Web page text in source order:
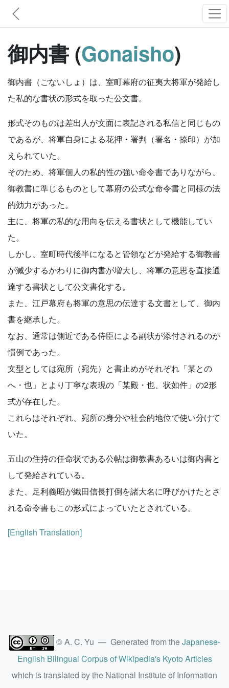
御内書 (Gonaisho)
御内書（ごないしょ）は、室町幕府の征夷大将軍が発給し
た私的な書状の形式を取った公文書。
形式そのものは差出人が文面に表記される私信と同じもの
であるが、将軍自身による花押・署判（署名・捺印）が加
えられていた。
そのため、将軍個人の私的性の強い命令書でありながら、
御教書に準じるものとして幕府の公式な命令書と同様の法
的効力があった。
主に、将軍の私的な用向を伝える書状として機能してい
た。
しかし、室町時代後半になると管領などが発給する御教書
が減少するかわりに御内書が増大し、将軍の意思を直接通
達する書状として公文書化する。
また、江戸幕府も将軍の意思の伝達する文書として、御内
書を継承した。
なお、通常は側近である侍臣による副状が添付されるのが
慣例であった。
文型としては宛所（宛先）と書止めがそれぞれ「某との
へ・也」とより丁寧な表現の「某殿・也、状如件」の2形
式が存在した。
これらはそれぞれ、宛所の身分や社会的地位で使い分けて
いた。
五山の住持の任命状である公帖は御教書あるいは御内書と
して発給されている。
また、足利義昭が織田信長打倒を諸大名に呼びかけたとさ
れる命令書もこの形式によっていたとされている。
[English Translation]
© A. C. Yu — Generated from theJapanese-
English Bilingual Corpus of Wikipedia's Kyoto Articles
which is translated by the National Institute of Information